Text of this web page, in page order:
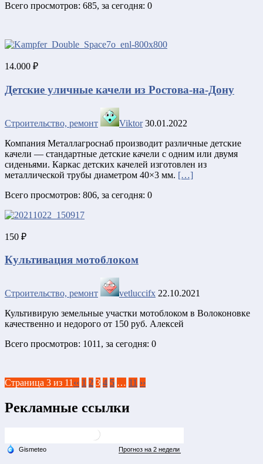
Всего просмотров: 685, за сегодня: 0
14.000 ₽
Детские уличные качели из Ростова-на-Дону
Строительство, ремонт Viktor 30.01.2022
Компания Металлагроснаб производит различные детские
качели — стандартные детские качели с одним или двумя
сиденьями. Каркас детских качелей изготовлен из
металлической трубы диаметром 40×3 мм. […]
Всего просмотров: 806, за сегодня: 0
150 ₽
Культивация мотоблоком
Строительство, ремонт vetluccifx 22.10.2021
Культивирую земельные участки мотоблоком в Волоконовке
качественно и недорого от 150 руб. Алексей
Всего просмотров: 1011, за сегодня: 0
Страница 3 из 11 ‹‹ 1 2 3 4 5 … 11 ››
Рекламные ссылки